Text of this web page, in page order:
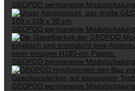
GEOPOD permanente Modulschalung
GEOPOD permanente Modulschalung
GEOPOD permanente Modulschalung
GEOPOD permanente Modulschalung